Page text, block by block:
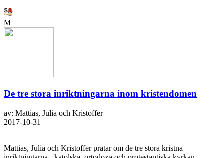
M
De tre stora inriktningarna inom kristendomen
av: Mattias, Julia och Kristoffer
2017-10-31
Mattias, Julia och Kristoffer pratar om de tre stora kristna